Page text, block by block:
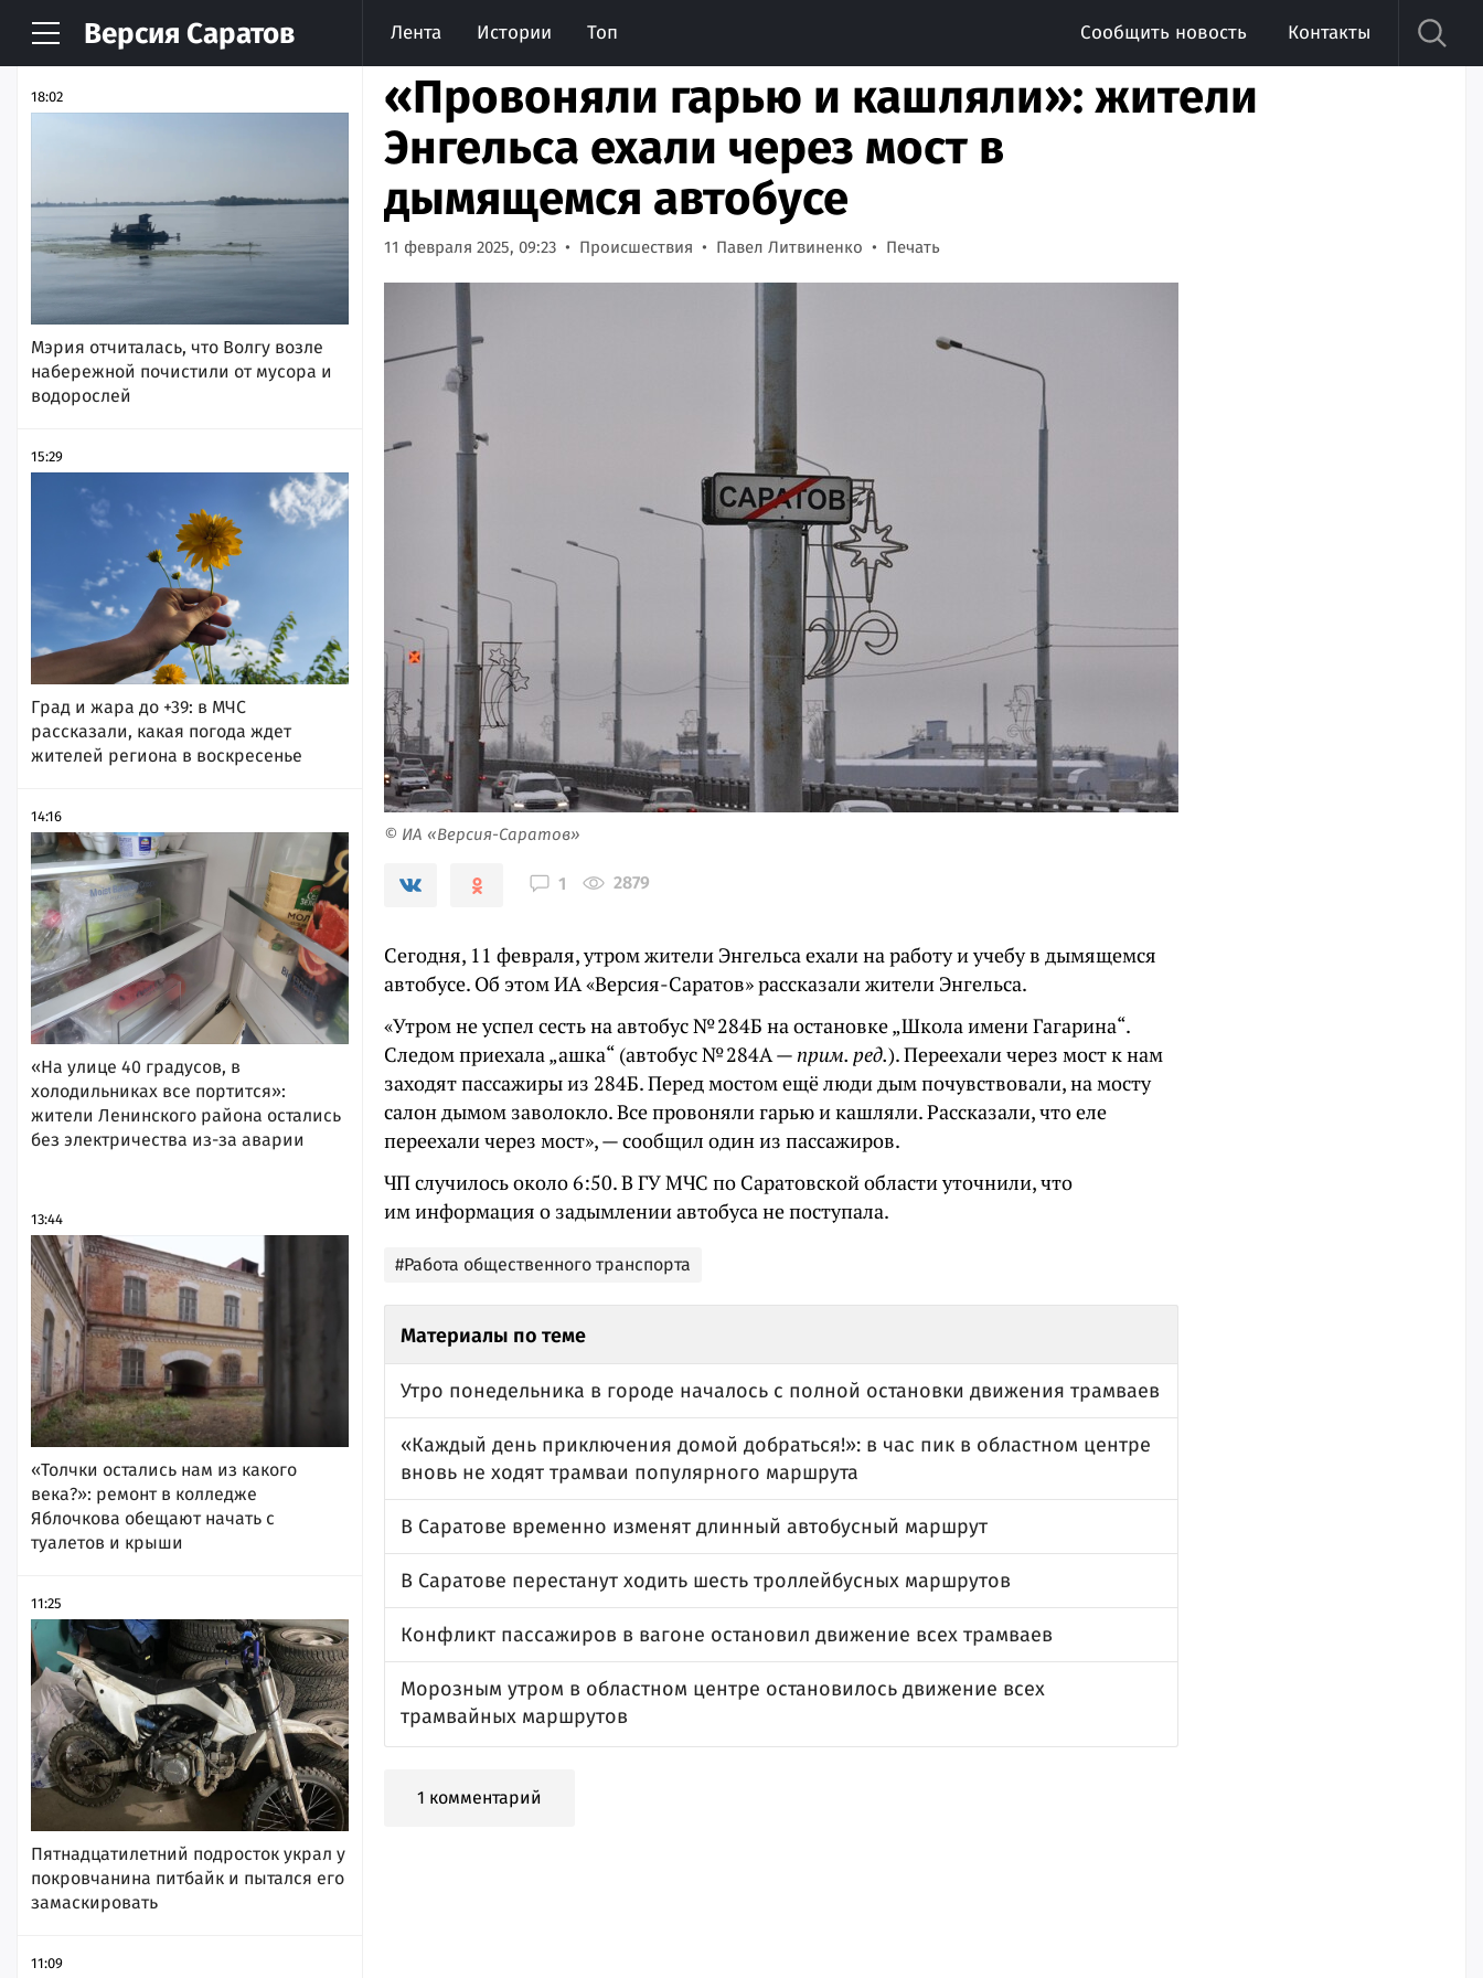
Версия Саратов Лента Истории Топ Сообщить новость Контакты
НОВОСТИ АРХИВ
18:02
Мэрия отчиталась, что Волгу возле
набережной почистили от мусора и
водорослей
15:29
Град и жара до +39: в МЧС
рассказали, какая погода ждет
жителей региона в воскресенье
14:16
«На улице 40 градусов, в
холодильниках все портится»:
жители Ленинского района остались
без электричества из-за аварии
13:44
«Толчки остались нам из какого
века?»: ремонт в колледже
Яблочкова обещают начать с
туалетов и крыши
11:25
Пятнадцатилетний подросток украл у
покровчанина питбайк и пытался его
замаскировать
11:09
«Провоняли гарью и кашляли»: жители
Энгельса ехали через мост в
дымящемся автобусе
11 февраля 2025, 09:23 Происшествия Павел Литвиненко Печать
© ИА «Версия-Саратов»
1 2879
Сегодня, 11 февраля, утром жители Энгельса ехали на работу и учебу в дымящемся
автобусе. Об этом ИА «Версия-Саратов» рассказали жители Энгельса.
«Утром не успел сесть на автобус № 284Б на остановке „Школа имени Гагарина“.
Следом приехала „ашка“ (автобус № 284А —прим. ред.). Переехали через мост к нам
заходят пассажиры из 284Б. Перед мостом ещё люди дым почувствовали, на мосту
салон дымом заволокло. Все провоняли гарью и кашляли. Рассказали, что еле
переехали через мост», — сообщил один из пассажиров.
ЧП случилось около 6:50. В ГУ МЧС по Саратовской области уточнили, что
им информация о задымлении автобуса не поступала.
#Работа общественного транспорта
Материалы по теме
Утро понедельника в городе началось с полной остановки движения трамваев
«Каждый день приключения домой добраться!»: в час пик в областном центре
вновь не ходят трамваи популярного маршрута
В Саратове временно изменят длинный автобусный маршрут
В Саратове перестанут ходить шесть троллейбусных маршрутов
Конфликт пассажиров в вагоне остановил движение всех трамваев
Морозным утром в областном центре остановилось движение всех
трамвайных маршрутов
1 комментарий